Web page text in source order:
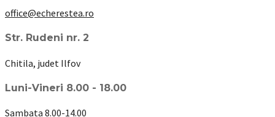
office@echerestea.ro
Str. Rudeni nr. 2
Chitila, judet Ilfov
Luni-Vineri 8.00 - 18.00
Sambata 8.00-14.00